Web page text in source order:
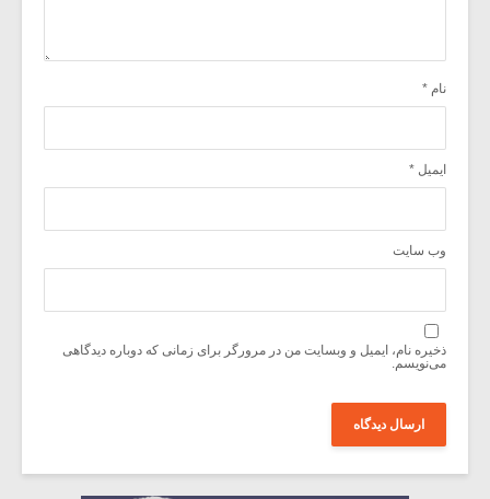
نام *
ایمیل *
وب‌ سایت
ذخیره نام، ایمیل و وبسایت من در مرورگر برای زمانی که دوباره دیدگاهی
می‌نویسم.